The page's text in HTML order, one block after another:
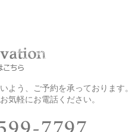
よう、ご予約を承っております。
気軽にお電話ください。